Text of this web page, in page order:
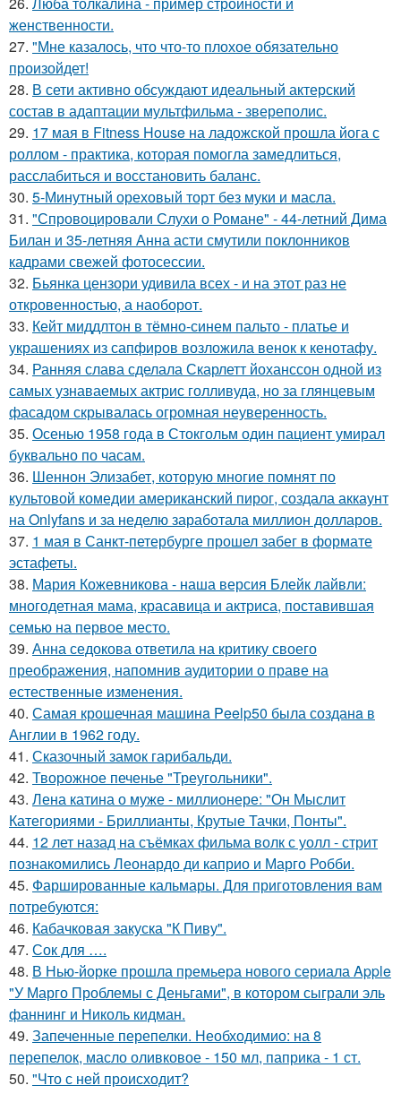
женственности.
27. "Мне казалось, что что-то плохое обязательно
произойдет!
28. В сети активно обсуждают идеальный актерский
состав в адаптации мультфильма - звереполис.
29. 17 мая в Fitness House на ладожской прошла йога с
роллом - практика, которая помогла замедлиться,
расслабиться и восстановить баланс.
30. 5-Минутный ореховый торт без муки и масла.
31. "Спровоцировали Слухи о Романе" - 44-летний Дима
Билан и 35-летняя Анна асти смутили поклонников
кадрами свежей фотосессии.
32. Бьянка цензори удивила всех - и на этот раз не
откровенностью, а наоборот.
33. Кейт миддлтон в тёмно-синем пальто - платье и
украшениях из сапфиров возложила венок к кенотафу.
34. Ранняя слава сделала Скарлетт йоханссон одной из
самых узнаваемых актрис голливуда, но за глянцевым
фасадом скрывалась огромная неуверенность.
35. Осенью 1958 года в Стокгольм один пациент умирал
буквально по часам.
36. Шеннон Элизабет, которую многие помнят по
культовой комедии американский пирог, создала аккаунт
на Onlyfans и за неделю заработала миллион долларов.
37. 1 мая в Санкт-петербурге прошел забег в формате
эстафеты.
38. Мария Кожевникова - наша версия Блейк лайвли:
многодетная мама, красавица и актриса, поставившая
семью на первое место.
39. Анна седокова ответила на критику своего
преображения, напомнив аудитории о праве на
естественные изменения.
40. Самая крошечная машинa Peelp50 была созданa в
Англии в 1962 году.
41. Сказочный замок гарибальди.
42. Творожное печенье "Треугольники".
43. Лена катина о муже - миллионере: "Он Мыслит
Категориями - Бриллианты, Крутые Тачки, Понты".
44. 12 лет назад на съёмках фильма волк с уолл - стрит
познакомились Леонардо ди каприо и Марго Робби.
45. Фаршированные кальмары. Для приготовления вам
потребуются:
46. Кабачковая закуска "К Пиву".
47. Сок для ….
48. В Нью-йорке прошла премьера нового сериала Apple
"У Марго Проблемы с Деньгами", в котором сыграли эль
фаннинг и Николь кидман.
49. Запеченные перепелки. Необходимио: на 8
перепелок, масло оливковое - 150 мл, паприка - 1 ст.
50. "Что с ней происходит?